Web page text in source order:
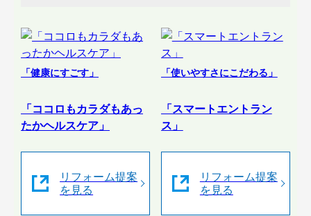
「健康にすごす」
「ココロもカラダもあっ
たかヘルスケア」
リフォーム提案
を見る
「使いやすさにこだわる」
「スマートエントラン
ス」
リフォーム提案
を見る